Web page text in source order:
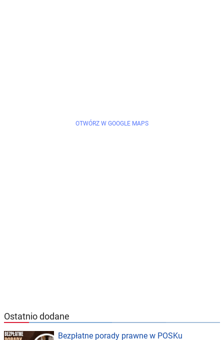
OTWÓRZ W GOOGLE MAPS
Ostatnio dodane
Bezpłatne porady prawne w POSKu